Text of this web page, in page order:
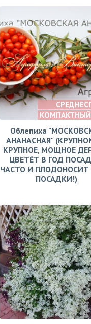
Облепиха
АНАНАСНАЯ"
КРУПНОЕ, МОЩНОЕ
ЦВЕТЁТ В ГОД
ЧАСТО И ПЛОДОНОСИТ
ПОСАДКИ!)